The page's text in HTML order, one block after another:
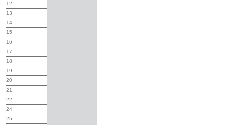
12
13
14
15
16
17
18
19
20
21
22
24
25